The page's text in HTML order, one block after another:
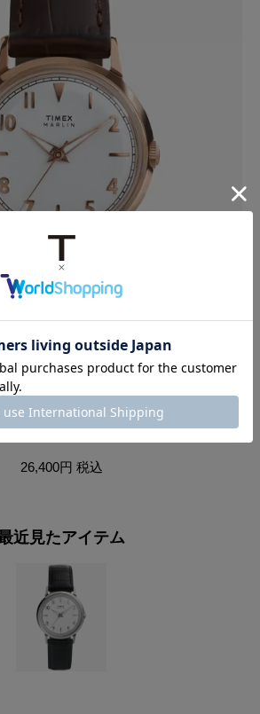
26,400円 税込
近見たアイテム